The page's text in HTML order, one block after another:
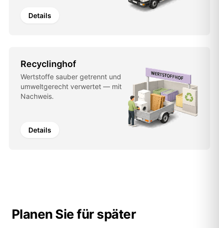
Details
Recyclinghof
Wertstoffe sauber getrennt und
umweltgerecht verwertet — mit
Nachweis.
Details
Planen Sie für später